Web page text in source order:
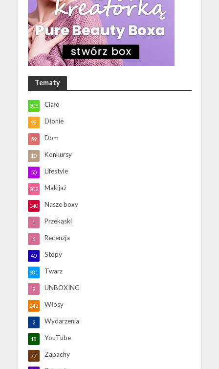
Tematy
Ciało
306
Dłonie
98
Dom
59
Konkursy
10
Lifestyle
50
Makijaż
202
Nasze boxy
140
Przekąski
1
Recenzja
6
Stopy
40
Twarz
681
UNBOXING
9
Włosy
242
Wydarzenia
2
YouTube
18
Zapachy
77